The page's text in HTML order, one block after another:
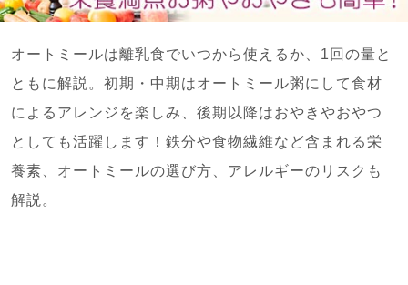
オートミールは離乳食でいつから使えるか、1回の量と
ともに解説。初期・中期はオートミール粥にして食材
によるアレンジを楽しみ、後期以降はおやきやおやつ
としても活躍します！鉄分や食物繊維など含まれる栄
養素、オートミールの選び方、アレルギーのリスクも
解説。